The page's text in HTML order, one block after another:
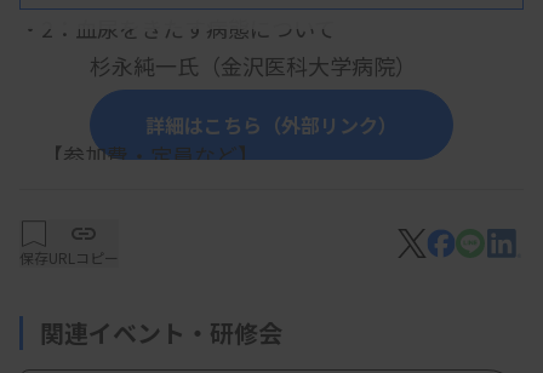
・2：血尿をきたす病態について
杉永純一氏（金沢医科大学病院）
【参加費・定員など】
詳細はこちら（外部リンク）
保存URLコピー
関連イベント・研修会